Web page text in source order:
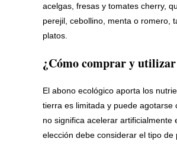
acelgas, fresas y tomates cherry,
perejil, cebollino, menta o romero,
platos.
¿Cómo comprar y utilizar
El abono ecológico aporta los
tierra es limitada y puede
no significa acelerar
elección debe considerar el tipo